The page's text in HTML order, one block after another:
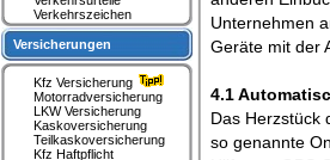
Unternehmen
Geräte mit der
4.1
Das Herzstück
so genannte
Verkehrszeichen
Versicherungen
Kfz Versicherung
Motorradversicherung
LKW Versicherung
Kaskoversicherung
Teilkaskoversicherung
Kfz Haftpflicht